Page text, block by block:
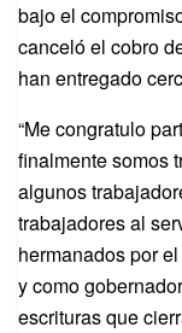
bajo el
canceló el cobro
han entregado
“Me congratulo
finalmente somos
algunos
trabajadores al
hermanados por
y como
escrituras que